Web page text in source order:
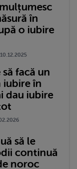
în
o iubire
facă un
iubire în
dau iubire
să le
continuă
noroc